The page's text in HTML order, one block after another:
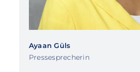
Ayaan Güls
Pressesprecherin